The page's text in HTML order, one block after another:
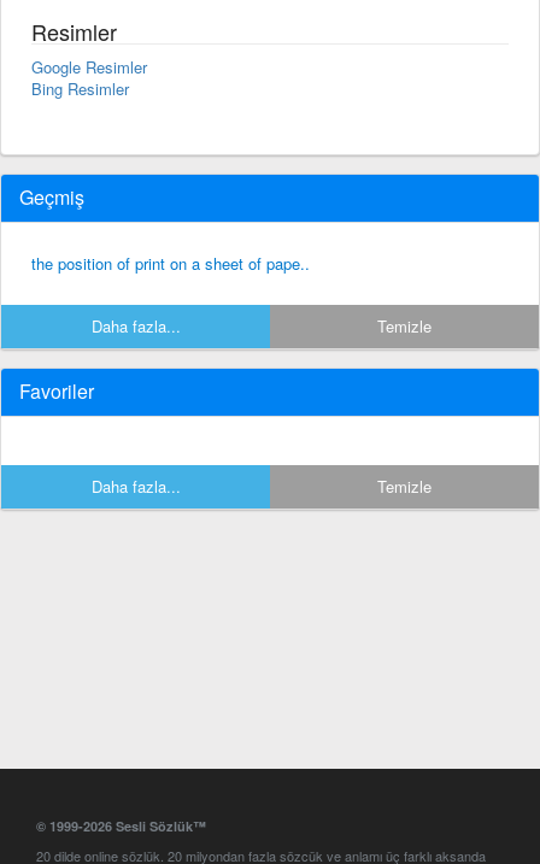
Resimler
Google Resimler
Bing Resimler
Geçmiş
the position of print on a sheet of pape..
Daha fazla... Temizle
Favoriler
Daha fazla... Temizle
© 1999-2026 Sesli Sözlük™
20 dilde online sözlük. 20 milyondan fazla sözcük ve anlamı üç farklı aksanda